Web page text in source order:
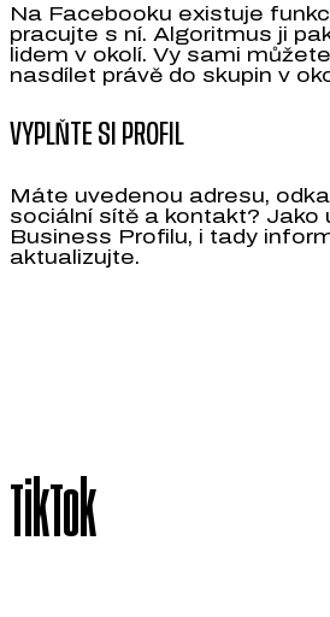
Na Facebooku existuje
pracujte s ní. Algoritmus ji
lidem v okolí. Vy sami
nasdílet právě do skupin v
VYPLŇTE SI PROFIL
Máte uvedenou adresu,
sociální sítě a kontakt? Jako
Business Profilu, i tady
aktualizujte.
TikTok